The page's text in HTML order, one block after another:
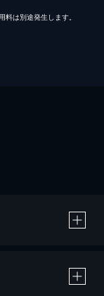
は別途発生します。